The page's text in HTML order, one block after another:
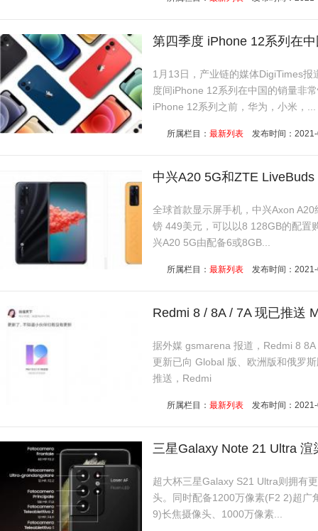
第四季度 iPhone 12系列在
1月13日，产业链的媒体DigiTimes
度间iPhone 12系列在中国的销量非
iPhone 12系列之前，华为，小米，...
所属栏目： 最新列表 发布时间：
中兴A20 5G和ZTE
全球首款显示屏手机，中兴Axon
镑 449美元，可以以8 128GB的配置
兴A20 5G由配备6或8GB...
所属栏目： 最新列表 发布时间：
Redmi 8 / 8A / 7A 现已推送
据外媒 gsmarena 报道，Redmi 8
更新已向 Global 版、欧洲版和俄罗
推送，Redmi
所属栏目： 最新列表 发布时间：
三星Galaxy Note 21 Ultra 渲
超大杯三星Galaxy S21 Ultra则拥有
头。同时配备1200万像素(F2 2)超
9)长焦摄像头、1000万像素...